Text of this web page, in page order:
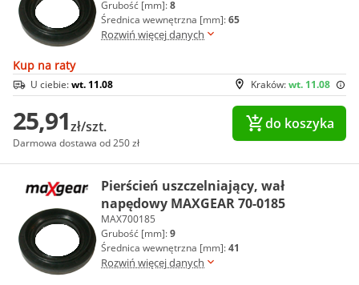
Grubość [mm]:8
Średnica wewnętrzna [mm]:65
Rozwiń więcej danych
Kup na raty
Kraków:wt. 11.08
U ciebie:wt. 11.08
25,91zł/szt.
Darmowa dostawa od 250 zł
do koszyka
Pierścień uszczelniający, wał
napędowy MAXGEAR 70-0185
MAX700185
Grubość [mm]:9
Średnica wewnętrzna [mm]:41
Rozwiń więcej danych